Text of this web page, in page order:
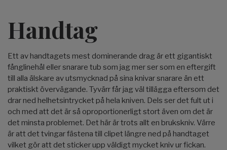
Handtag
Ett av handtagets mest dominerande drag är ett gigantiskt
fånglinehål eller snarare tub som jag mer ser som en eftergift
till alla älskare av utsmycknad på sina knivar snarare än ett
praktiskt övervägande. Tyvärr får jag väl tillägga eftersom det
drar ned helhetsintrycket på hela kniven. Dels ser det fult ut i
och med att det är så oproportionerligt stort även om det är
det minsta problemet. Det här är trots allt en brukskniv. Värre
är att det tvingar fästena till clipet längre ned på handtaget
vilket gör att det sticker upp väldigt mycket kniv ur fickan.